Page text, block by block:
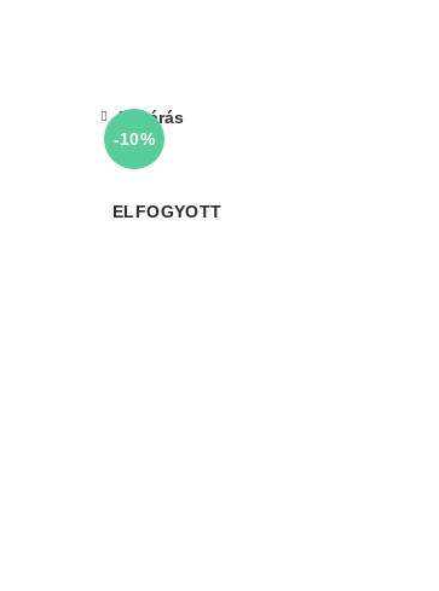
-10%
ELFOGYOTT
Bezárás